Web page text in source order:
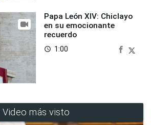
Papa León XIV: Chiclayo
en su emocionante
recuerdo
access_time 1:00
Video más visto